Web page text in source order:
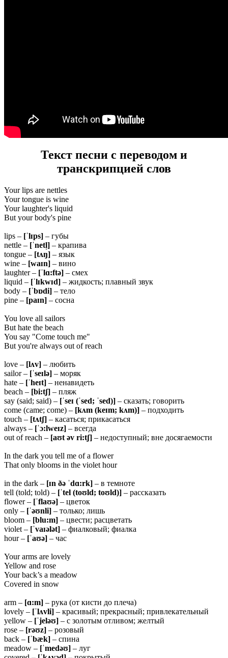
Текст песни с переводом и
транскрипцией слов
Your lips are nettles
Your tongue is wine
Your laughter's liquid
But your body's pine
lips – [ˈlɪps] – губы
nettle – [ˈnetl̩] – крапива
tongue – [tʌŋ] – язык
wine – [waɪn] – вино
laughter – [ˈlɑ:ftə] – смех
liquid – [ˈlɪkwɪd] – жидкость; плавный звук
body – [ˈbɒdi] – тело
pine – [paɪn] – сосна
You love all sailors
But hate the beach
You say "Come touch me"
But you're always out of reach
love – [lʌv] – любить
sailor – [ˈseɪlə] – моряк
hate – [ˈheɪt] – ненавидеть
beach – [bi:tʃ] – пляж
say (said; said) – [ˈseɪ (ˈsed; ˈsed)] – сказать; говорить
come (came; come) – [kʌm (keɪm; kʌm)] – подходить
touch – [tʌtʃ] – касаться; прикасаться
always – [ˈɔ:lweɪz] – всегда
out of reach – [aʊt əv ri:tʃ] – недоступный; вне досягаемости
In the dark you tell me of a flower
That only blooms in the violet hour
in the dark – [ɪn ðə ˈdɑ:rk] – в темноте
tell (told; told) – [ˈtel (toʊld; toʊld)] – рассказать
flower – [ˈflaʊə] – цветок
only – [ˈəʊnli] – только; лишь
bloom – [blu:m] – цвести; расцветать
violet – [ˈvaɪələt] – фиалковый; фиалка
hour – [ˈaʊə] – час
Your arms are lovely
Yellow and rose
Your back’s a meadow
Covered in snow
arm – [ɑ:m] – рука (от кисти до плеча)
lovely – [ˈlʌvli] – красивый; прекрасный; привлекательный
yellow – [ˈjeləʊ] – с золотым отливом; желтый
rose – [rəʊz] – розовый
back – [ˈbæk] – спина
meadow – [ˈmedəʊ] – луг